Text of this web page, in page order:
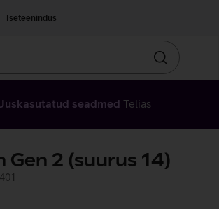
Iseteenindus
Otsin
seadmed Telias
Gen 2 (suurus 14)